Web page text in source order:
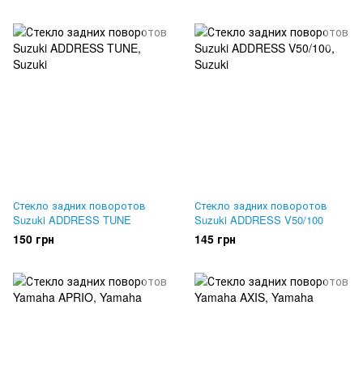
Стекло задних поворотов
Suzuki ADDRESS TUNE
150 грн
Стекло задних поворотов
Suzuki ADDRESS V50/100
145 грн